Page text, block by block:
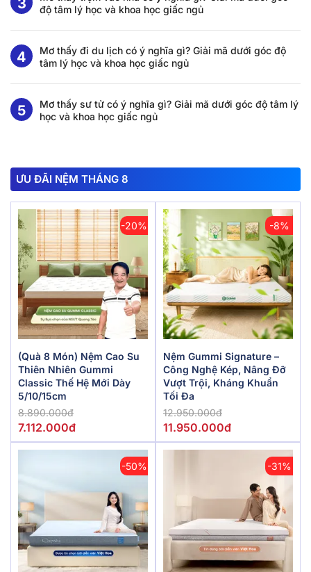
độ tâm lý học và khoa học giấc ngủ
Mơ thấy đi du lịch có ý nghĩa gì? Giải mã dưới góc độ
tâm lý học và khoa học giấc ngủ
Mơ thấy sư tử có ý nghĩa gì? Giải mã dưới góc độ tâm lý
học và khoa học giấc ngủ
ƯU ĐÃI NỆM THÁNG 8
-20%
(Quà 8 Món) Nệm Cao Su
Thiên Nhiên Gummi
Classic Thế Hệ Mới Dày
5/10/15cm
8.890.000đ
7.112.000đ
-8%
Nệm Gummi Signature –
Công Nghệ Kép, Nâng Đỡ
Vượt Trội, Kháng Khuẩn
Tối Đa
12.950.000đ
11.950.000đ
-50% -31%